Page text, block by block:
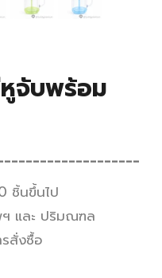
จับพร้อม
ชิ้นขึ้นไป
ฯ และ ปริมณฑล
สั่งซื้อ